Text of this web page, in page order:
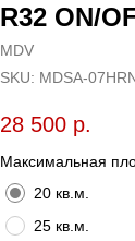
R32 ON/
MDV
SKU: MDSA-
28 500 р.
Максимальная
20 кв.м.
25 кв.м.